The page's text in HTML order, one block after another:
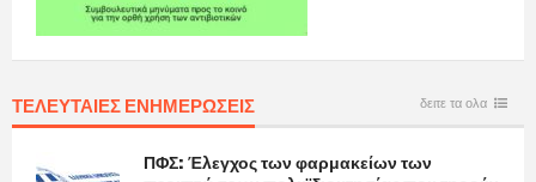
ΤΕΛΕΥΤΑΙΕΣ ΕΝΗΜΕΡΩΣΕΙΣ δειτε τα ολα
ΠΦΣ: Έλεγχος των φαρμακείων των